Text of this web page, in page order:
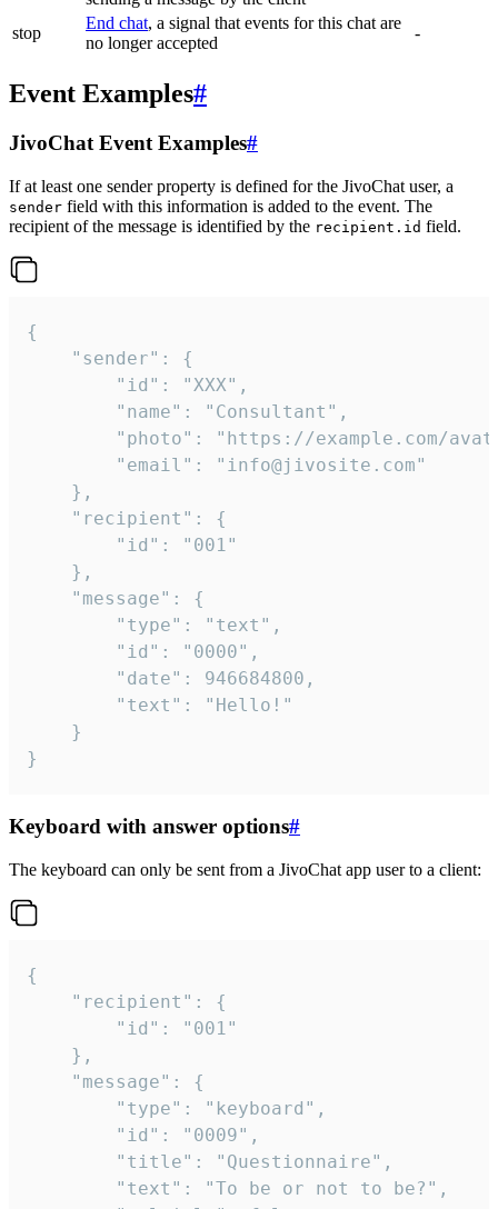
stop
End chat, a signal that events for this chat are
no longer accepted
-
Event Examples#
JivoChat Event Examples#
If at least one sender property is defined for the JivoChat user, a
sender field with this information is added to the event. The
recipient of the message is identified by the recipient.id field.
{
}
Keyboard with answer options#
The keyboard can only be sent from a JivoChat app user to a client:
{